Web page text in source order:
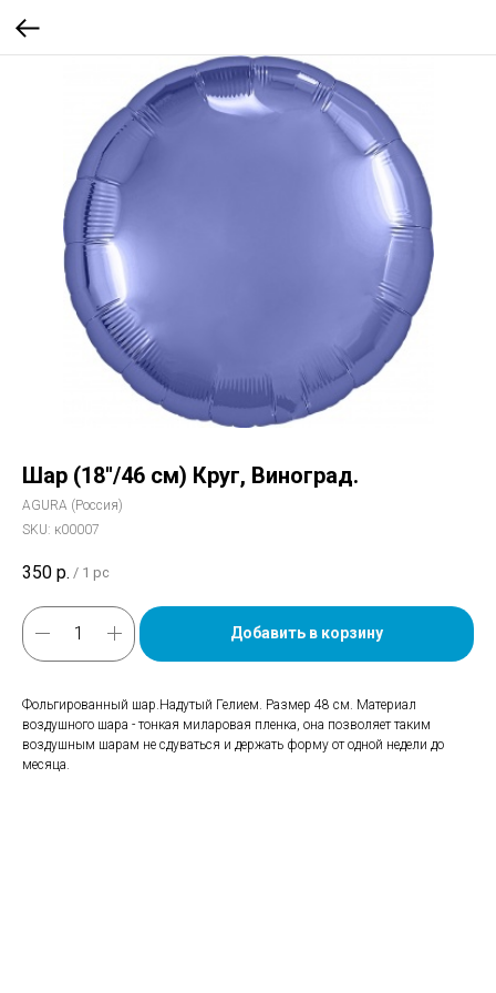
Шар (18''/46 см) Круг, Виноград.
AGURA (Россия)
SKU: к00007
350 р. / 1 pc
Добавить в корзину
Фольгированный шар.Надутый Гелием. Размер 48 см. Материал
воздушного шара - тонкая миларовая пленка, она позволяет таким
воздушным шарам не сдуваться и держать форму от одной недели до
месяца.